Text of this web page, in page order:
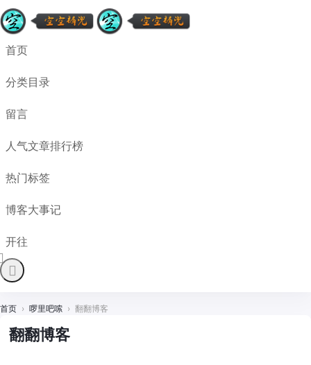
首页
分类目录
留言
人气文章排行榜
热门标签
博客大事记
开往
首页 › 啰里吧嗦 › 翻翻博客
翻翻博客